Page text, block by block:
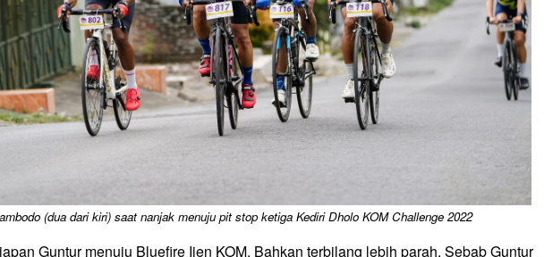
(dua dari kiri) saat nanjak menuju pit stop ketiga Kediri Dholo KOM Challenge 2022
Guntur menuju Bluefire Ijen KOM. Bahkan terbilang lebih parah. Sebab Guntur